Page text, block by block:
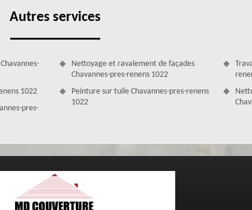
Autres services
1022
pres-
Nettoyage et ravalement de façades
Chavannes-pres-renens 1022
Peinture sur tuile Chavannes-pres-renens
1022